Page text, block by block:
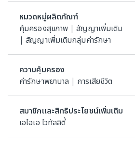
หมวดหมู่ผลิตภัณฑ์
คุ้มครองสุขภาพ | สัญญาเพิ่มเติม
| สัญญาเพิ่มเติมกลุ่มค่ารักษา
ความคุ้มครอง
ค่ารักษาพยาบาล | การเสียชีวิต
สมาชิกและสิทธิประโยชน์เพิ่มเติม
เอไอเอ ไวทัลลิตี้